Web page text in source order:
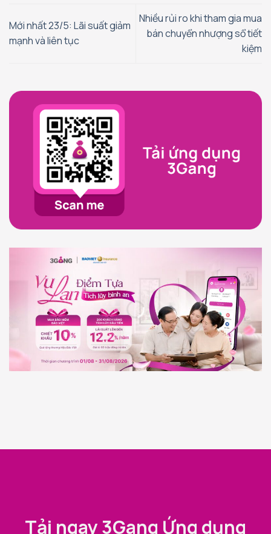
Mới nhất 23/5: Lãi suất giảm
mạnh và liên tục
Nhiều rủi ro khi tham gia mua
bán chuyển nhượng sổ tiết
kiệm
Tải ngay 3Gang Ứng dụng